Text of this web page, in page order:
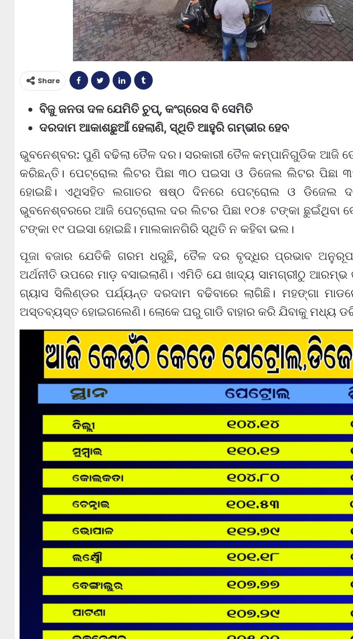
Share
ବିଜୁ ଜନତା ଦଳ ଯେମିତି ଚୁପ୍, କଂଗ୍ରେସ ବି ସେମିତି
ଦରଦାମ ଆକାଶଛୁଆଁ ହେଲାଣି, ସ୍ଥିତି ଆହୁରି ଗମ୍ଭୀର ହେବ
ଭୁବନେଶ୍ବର: ପୁଣି ବଢିଲା ତୈଳ ଦର। ସରକାରୀ ତୈଳ କମ୍ପାନିଗୁଡିକ ଆଜି
କରିଛନ୍ତି। ପେଟ୍ରୋଲ ଲିଟର ପିଛା ୩୦ ପଇସା ଓ ଡିଜେଲ ଲିଟର ପିଛା
ହୋଇଛି। ଏଥିସହିତ ଲଗାତର ଷଷ୍ଠ ଦିନରେ ପେଟ୍ରୋଲ ଓ ଡିଜେଲ
ଭୁବନେଶ୍ବରରେ ଆଜି ପେଟ୍ରୋଲ ଦର ଲିଟର ପିଛା ୧୦୫ ଟଙ୍କା ଛୁଇଁଥିବା
ଟଙ୍କା ୧୯ ପଇସା ହୋଇଛି। ମାଲକାନଗିରି ସ୍ଥିତି ନ କହିବା ଭଲ।
ପୂଜା ବଜାର ଯେତିକି ଗରମ ଧରୁଛି, ତୈଳ ଦର ବୃଦ୍ଧିର ପ୍ରଭାବ ଅନୁରୂପ
ଅର୍ଥନୀତି ଉପରେ ମାଡ଼ ବସାଇଲାଣି। ଏମିତି ଯେ ଖାଦ୍ୟ ସାମଗ୍ରୀଠୁ
ଗ୍ୟାସ ସିଲିଣ୍ଡର ପର୍ଯ୍ୟନ୍ତ ଦରଦାମ ବଢିବାରେ ଲାଗିଛି। ମହଙ୍ଗା
ଅସ୍ତବ୍ୟସ୍ତ ହୋଇଗଲେଣି। ଲୋକେ ଘରୁ ଗାଡି ବାହାର କରି ଯିବାକୁ ମଧ୍ୟ